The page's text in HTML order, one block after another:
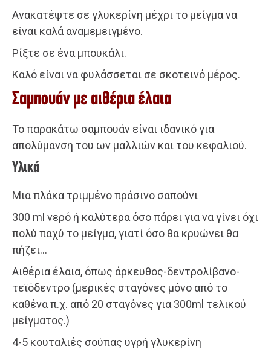
Ανακατέψτε σε γλυκερίνη μέχρι το μείγμα να
είναι καλά αναμεμειγμένο.
Ρίξτε σε ένα μπουκάλι.
Καλό είναι να φυλάσσεται σε σκοτεινό μέρος.
Σαμπουάν με αιθέρια έλαια
Το παρακάτω σαμπουάν είναι ιδανικό για
απολύμανση του ων μαλλιών και του κεφαλιού.
Υλικά
Μια πλάκα τριμμένο πράσινο σαπούνι
300 ml νερό ή καλύτερα όσο πάρει για να γίνει όχι
πολύ παχύ το μείγμα, γιατί όσο θα κρυώνει θα
πήζει…
Αιθέρια έλαια, όπως άρκευθος-δεντρολίβανο-
τεϊόδεντρο (μερικές σταγόνες μόνο από το
καθένα π.χ. από 20 σταγόνες για 300ml τελικού
μείγματος.)
4-5 κουταλιές σούπας υγρή γλυκερίνη